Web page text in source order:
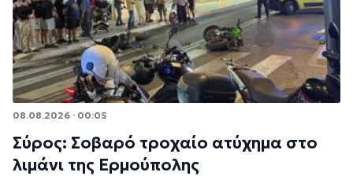
08.08.2026 · 00:05
Σύρος: Σοβαρό τροχαίο ατύχημα στο
λιμάνι της Ερμούπολης